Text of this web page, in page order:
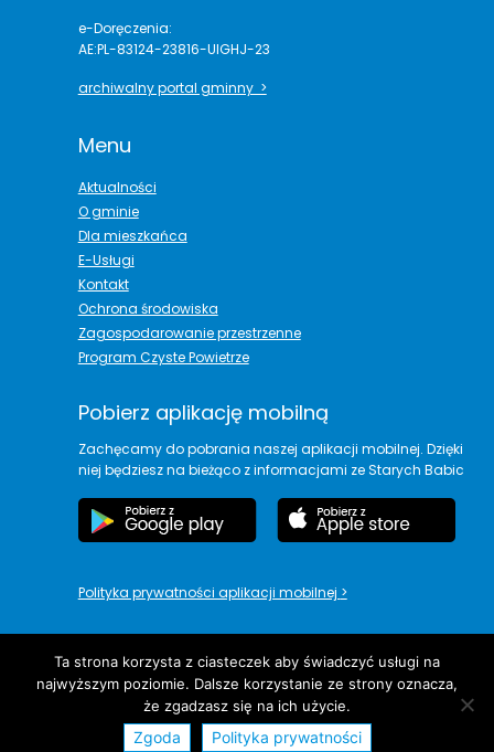
e-Doręczenia:
AE:PL-83124-23816-UIGHJ-23
archiwalny portal gminny >
Menu
Aktualności
O gminie
Dla mieszkańca
E-Usługi
Kontakt
Ochrona środowiska
Zagospodarowanie przestrzenne
Program Czyste Powietrze
Pobierz aplikację mobilną
Zachęcamy do pobrania naszej aplikacji mobilnej. Dzięki
niej będziesz na bieżąco z informacjami ze Starych Babic
Polityka prywatności aplikacji mobilnej >
copyright© Urząd Gminy Stare Babice
Ta strona korzysta z ciasteczek aby świadczyć usługi na
najwyższym poziomie. Dalsze korzystanie ze strony oznacza,
że zgadzasz się na ich użycie.
Zgoda Polityka prywatności